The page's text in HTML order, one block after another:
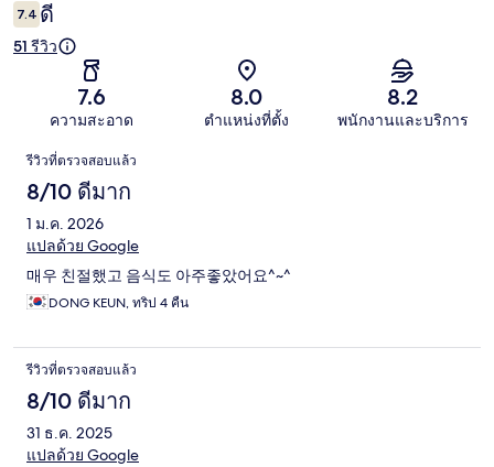
7.4 ดี
51 รีวิว
7.6
ความสะอาด
8.0
ตำแหน่งที่ตั้ง
8.2
พนักงานและบริการ
รีวิว
รีวิวที่ตรวจสอบแล้ว
8/10 ดีมาก
1 ม.ค. 2026
แปลด้วย Google
매우 친절했고 음식도 아주좋았어요^~^
DONG KEUN, ทริป 4 คืน
รีวิวที่ตรวจสอบแล้ว
8/10 ดีมาก
31 ธ.ค. 2025
แปลด้วย Google